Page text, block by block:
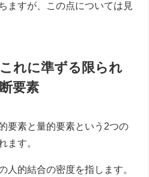
ますが、この点については見
これに準ずる限られ
要素
要素と量的要素という2つの
ます。
人的結合の密度を指します。